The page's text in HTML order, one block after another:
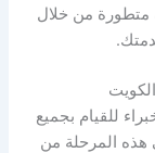
متطورة من خلال
للقيام بجميع
هذه المرحلة من